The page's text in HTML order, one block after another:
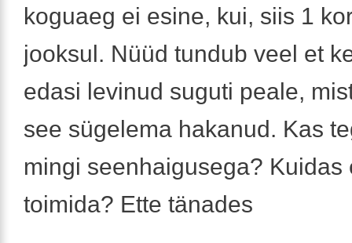
koguaeg ei esine, kui, siis 1
jooksul. Nüüd tundub veel et
edasi levinud suguti peale,
see sügelema hakanud. Kas
mingi seenhaigusega? Kuidas
toimida? Ette tänades